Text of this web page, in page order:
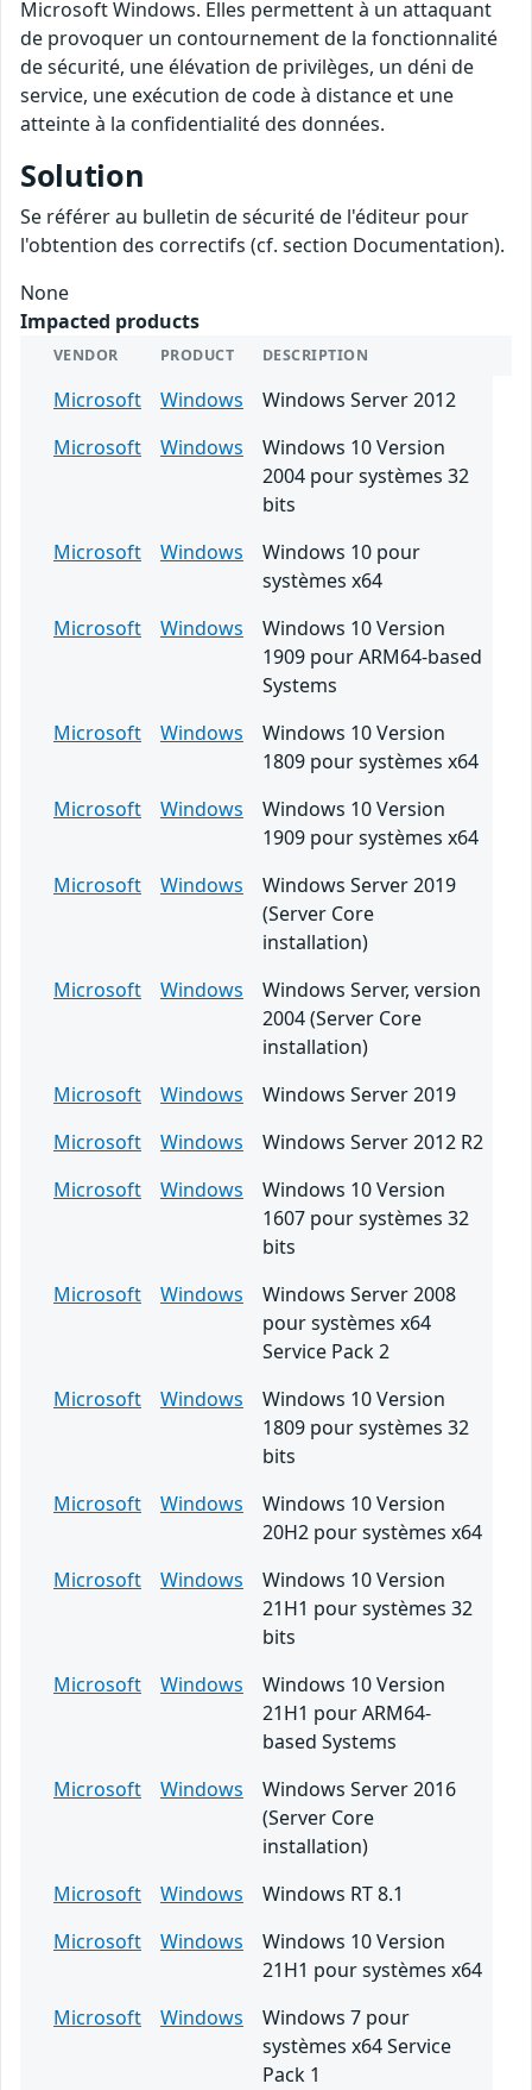
Microsoft Windows. Elles permettent à un attaquant
de provoquer un contournement de la fonctionnalité
de sécurité, une élévation de privilèges, un déni de
service, une exécution de code à distance et une
atteinte à la confidentialité des données.
Solution
Se référer au bulletin de sécurité de l'éditeur pour
l'obtention des correctifs (cf. section Documentation).
None
Impacted products
VENDOR PRODUCT DESCRIPTION
Microsoft Windows
Windows Server 2012
Microsoft
Windows
Windows 10 Version
2004 pour systèmes 32
bits
Microsoft
Windows
Windows 10 pour
systèmes x64
Microsoft
Windows
Windows 10 Version
1909 pour ARM64-based
Systems
Microsoft
Windows
Windows 10 Version
1809 pour systèmes x64
Microsoft
Windows
Windows 10 Version
1909 pour systèmes x64
Microsoft
Windows
Windows Server 2019
(Server Core
installation)
Microsoft
Windows
Windows Server, version
2004 (Server Core
installation)
Microsoft
Windows
Windows Server 2019
Microsoft
Windows
Windows Server 2012 R2
Microsoft
Windows
Windows 10 Version
1607 pour systèmes 32
bits
Microsoft
Windows
Windows Server 2008
pour systèmes x64
Service Pack 2
Microsoft
Windows
Windows 10 Version
1809 pour systèmes 32
bits
Microsoft
Windows
Windows 10 Version
20H2 pour systèmes x64
Microsoft
Windows
Windows 10 Version
21H1 pour systèmes 32
bits
Microsoft
Windows
Windows 10 Version
21H1 pour ARM64-
based Systems
Microsoft
Windows
Windows Server 2016
(Server Core
installation)
Microsoft
Windows
Windows RT 8.1
Microsoft
Windows
Windows 10 Version
21H1 pour systèmes x64
Microsoft
Windows
Windows 7 pour
systèmes x64 Service
Pack 1